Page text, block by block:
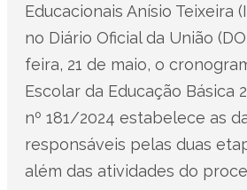
Educacionais Anísio Teixeira
no Diário Oficial da União
feira, 21 de maio, o
Escolar da Educação Básica
nº 181/2024 estabelece as
responsáveis pelas duas
além das atividades do